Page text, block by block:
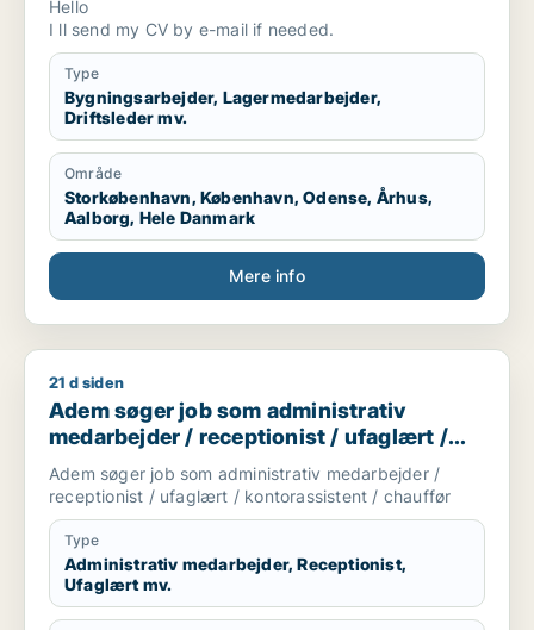
can contribute with my dedication, reliability, and
willingness to learn. I am available to start on short
notice and look forward to becoming a valuable
member of a new team.
Hello
I ll send my CV by e-mail if needed.
Type
Bygningsarbejder, Lagermedarbejder,
Driftsleder mv.
Område
Storkøbenhavn, København, Odense, Århus,
Aalborg, Hele Danmark
Mere info
Adem søger job som administrativ medarbejder /
21 d siden
Adem søger job som administrativ
medarbejder / receptionist / ufaglært /
kontorassistent / chauffør
Adem søger job som administrativ medarbejder /
receptionist / ufaglært / kontorassistent / chauffør
Type
Administrativ medarbejder, Receptionist,
Ufaglært mv.